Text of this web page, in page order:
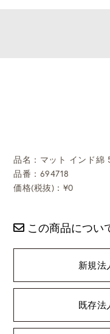
品名：マット インド綿
品番：694718
価格(税抜)：¥0
この商品につい
新規法
既存法